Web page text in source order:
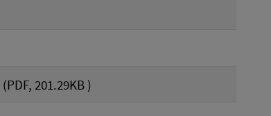
(PDF, 201.29KB )